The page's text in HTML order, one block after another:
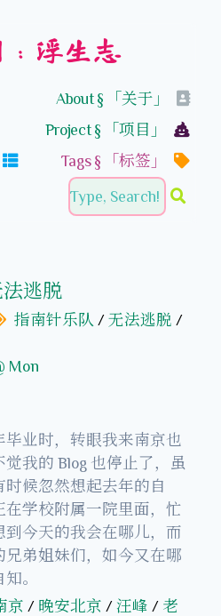
浮生志
About § 「关于」
Project § 「项目」
Tags § 「标签」
逃脱
指南针乐队 /无法逃脱 /
Mon
毕业时，转眼我来南京也
我的 Blog 也停止了，虽
候忽然想起去年的自
在学校附属一院里面，忙
今天的我会在哪儿，而
弟姐妹们，如今又在哪
。
京 / 晚安北京 /汪峰 / 老